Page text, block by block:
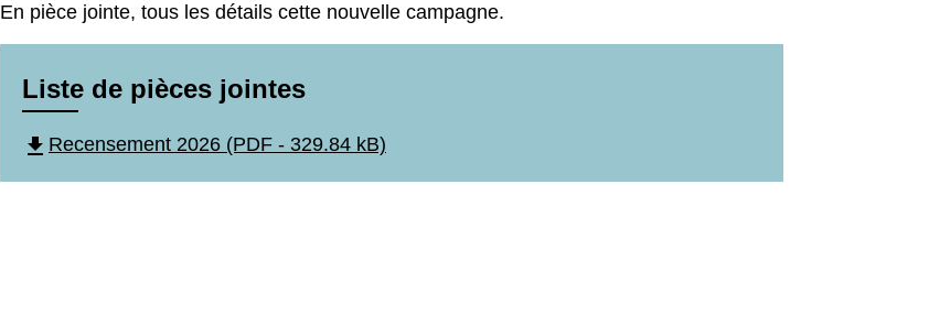
En pièce jointe, tous les détails cette nouvelle campagne.
Liste de pièces jointes
file_download Recensement 2026 (PDF - 329.84 kB)